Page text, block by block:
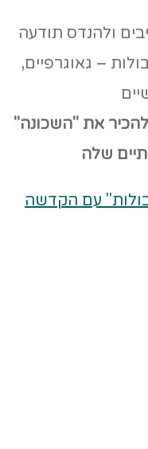
ולהנדס תודעה
– גאוגרפיים,
את "השכונה"
שלה
עם הקדשה